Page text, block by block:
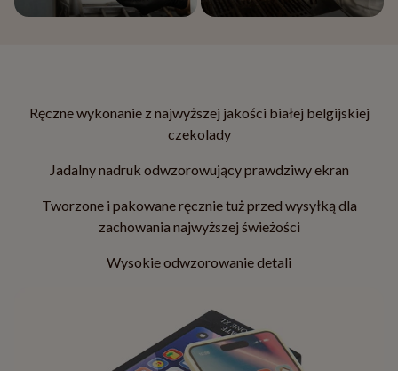
Ręczne wykonanie z najwyższej jakości białej belgijskiej
czekolady
Jadalny nadruk odwzorowujący prawdziwy ekran
Tworzone i pakowane ręcznie tuż przed wysyłką dla
zachowania najwyższej świeżości
Wysokie odwzorowanie detali